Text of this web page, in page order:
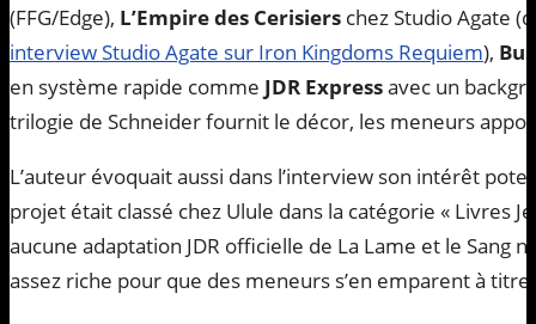
(FFG/Edge), L’Empire des Cerisiers chez Studio Agate
interview Studio Agate sur Iron Kingdoms Requiem),
en système rapide comme JDR Expressavec un
trilogie de Schneider fournit le décor, les meneurs
L’auteur évoquait aussi dans l’interview son intérêt
projet était classé chez Ulule dans la catégorie « Livres
aucune adaptation JDR officielle de La Lame et le Sang
assez riche pour que des meneurs s’en emparent à